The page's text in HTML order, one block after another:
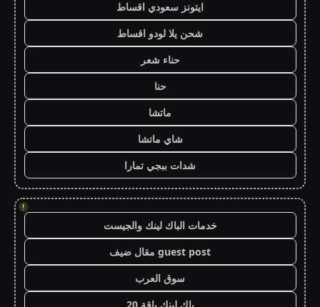
ايتونز سعودي اقساط
شحن يلا لودو اقساط
حناء شعر
حنا
ماتشا
شاي ماتشا
شدات ببجي تمارا
!
خدمات الباك لينك والجيست
guest post مقال ضيف
سوق العرب
باك لينك باقة 20